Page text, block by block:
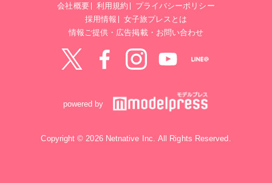
会社概要 利用規約
プライバシーポリシー
採用情報
女子旅プレスとは
情報ご提供・広告掲載・お問い合わせ
powered by
Copyright © 2026 Netnative Inc. All Rights Reserved.